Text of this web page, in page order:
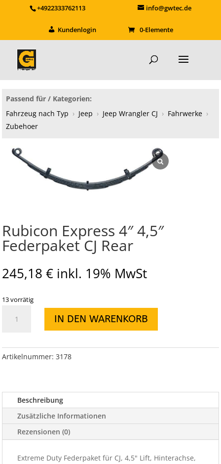
+4922333762113 info@gwtec.de
Kundenlogin 0-Elemente
Passend für / Kategorien:
Fahrzeug nach Typ › Jeep › Jeep Wrangler CJ › Fahrwerke ›
Zubehoer
Rubicon Express 4″ 4,5″
Federpaket CJ Rear
245,18 € inkl. 19% MwSt
13 vorrätig
Express
Federpaket
Menge
IN DEN WARENKORB
Artikelnummer: 3178
Beschreibung
Zusätzliche Informationen
Rezensionen (0)
Extreme Duty Federpaket für CJ, 4,5" Lift, Hinterachse,